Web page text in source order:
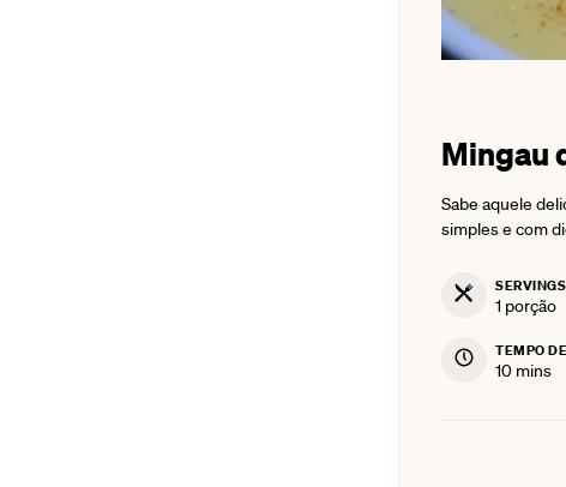
Mingau
Sabe aquele
simples e com
SERVINGS
1 porção
TEMPO
10minutes
mins